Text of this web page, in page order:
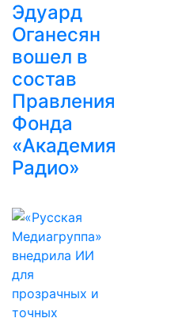
Эдуард
Оганесян
вошел в
состав
Правления
Фонда
«Академия
Радио»